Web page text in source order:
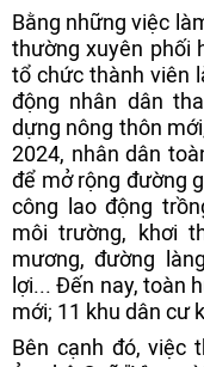
Bằng những việc
thường xuyên phối
tổ chức thành viên
động nhân dân
dựng nông thôn
2024, nhân dân
để mở rộng đường
công lao động
môi trường, khơi
mương, đường
lợi... Đến nay, toàn
mới; 11 khu dân cư
Bên cạnh đó, việc